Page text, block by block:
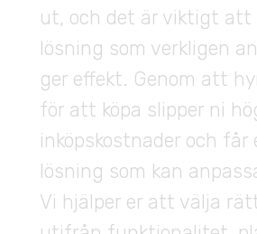
ut, och det är viktigt att
lösning som verkligen
ger effekt. Genom att
för att köpa slipper ni
inköpskostnader och får
lösning som kan
Vi hjälper er att välja